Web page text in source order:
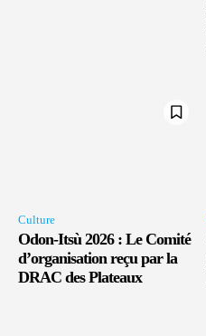
Culture
Odon-Itsù 2026 : Le Comité
d’organisation reçu par la
DRAC des Plateaux